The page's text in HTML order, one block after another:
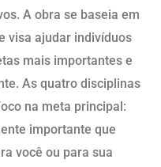
A obra se baseia em
visa ajudar indivíduos
mais importantes e
As quatro disciplinas
na meta principal:
importante que
você ou para sua